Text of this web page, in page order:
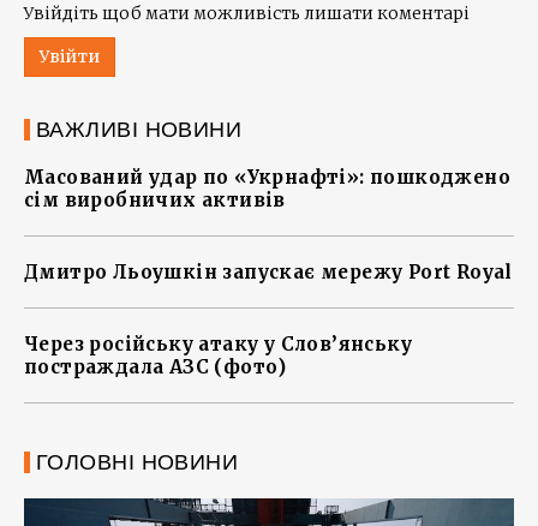
Увійдіть щоб мати можливість лишати коментарі
Увійти
ВАЖЛИВІ НОВИНИ
Масований удар по «Укрнафті»: пошкоджено
сім виробничих активів
Дмитро Льоушкін запускає мережу Port Royal
Через російську атаку у Слов’янську
постраждала АЗС (фото)
ГОЛОВНІ НОВИНИ